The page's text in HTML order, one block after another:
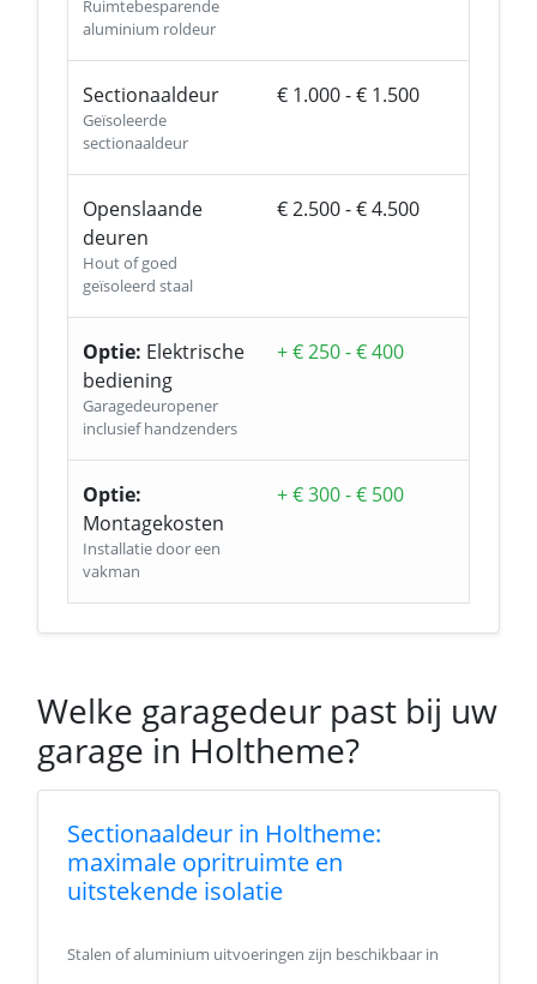
Ruimtebesparende
aluminium roldeur
Sectionaaldeur
Geïsoleerde
sectionaaldeur
€ 1.000 - € 1.500
Openslaande
deuren
Hout of goed
geïsoleerd staal
€ 2.500 - € 4.500
Optie: Elektrische
bediening
Garagedeuropener
inclusief handzenders
+ € 250 - € 400
Optie:
Montagekosten
Installatie door een
vakman
+ € 300 - € 500
Welke garagedeur past bij uw
garage in Holtheme?
Sectionaaldeur in Holtheme:
maximale opritruimte en
uitstekende isolatie
Stalen of aluminium uitvoeringen zijn beschikbaar in